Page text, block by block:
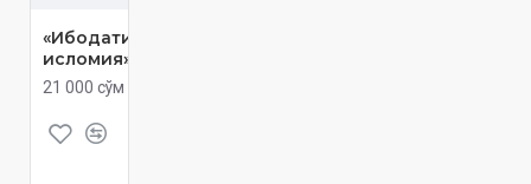
«Ибодати
исломия»
21 000 сўм